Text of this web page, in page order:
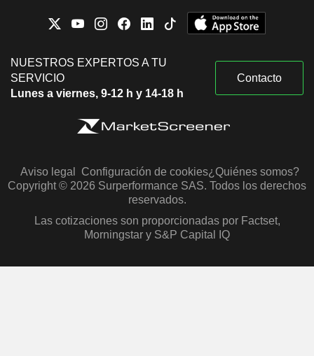
NUESTROS EXPERTOS A TU
SERVICIO
Lunes a viernes, 9-12 h y 14-18 h
Contacto
Aviso legal Configuración de cookies¿Quiénes somos?
Copyright © 2026 Surperformance SAS. Todos los derechos
reservados.
Las cotizaciones son proporcionadas por Factset,
Morningstar y S&P Capital IQ